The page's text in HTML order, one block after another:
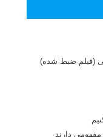
(فیلم ضبط شده)
دارند